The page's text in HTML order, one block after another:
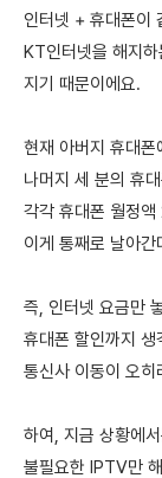
인터넷 + 휴대폰이
KT인터넷을 해지
지기 때문이에요.
현재 아버지 휴대폰
나머지 세 분의 휴
각각 휴대폰 월정액
이게 통째로 날아
즉, 인터넷 요금만
휴대폰 할인까지 생
통신사 이동이 오
하여, 지금 상황에
불필요한 IPTV만